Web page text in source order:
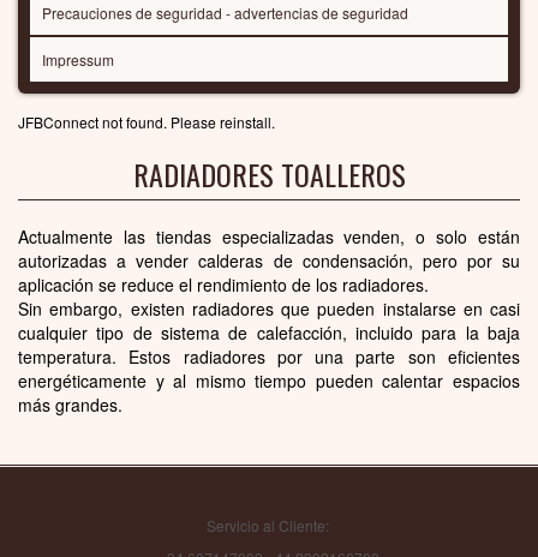
Precauciones de seguridad - advertencias de seguridad
Impressum
JFBConnect not found. Please reinstall.
RADIADORES TOALLEROS
Actualmente las tiendas especializadas venden, o solo están
autorizadas a vender calderas de condensación, pero por su
aplicación se reduce el rendimiento de los radiadores.
Sin embargo, existen radiadores que pueden instalarse en casi
cualquier tipo de sistema de calefacción, incluido para la baja
temperatura. Estos radiadores por una parte son eficientes
energéticamente y al mismo tiempo pueden calentar espacios
más grandes.
Servicio al Cliente: